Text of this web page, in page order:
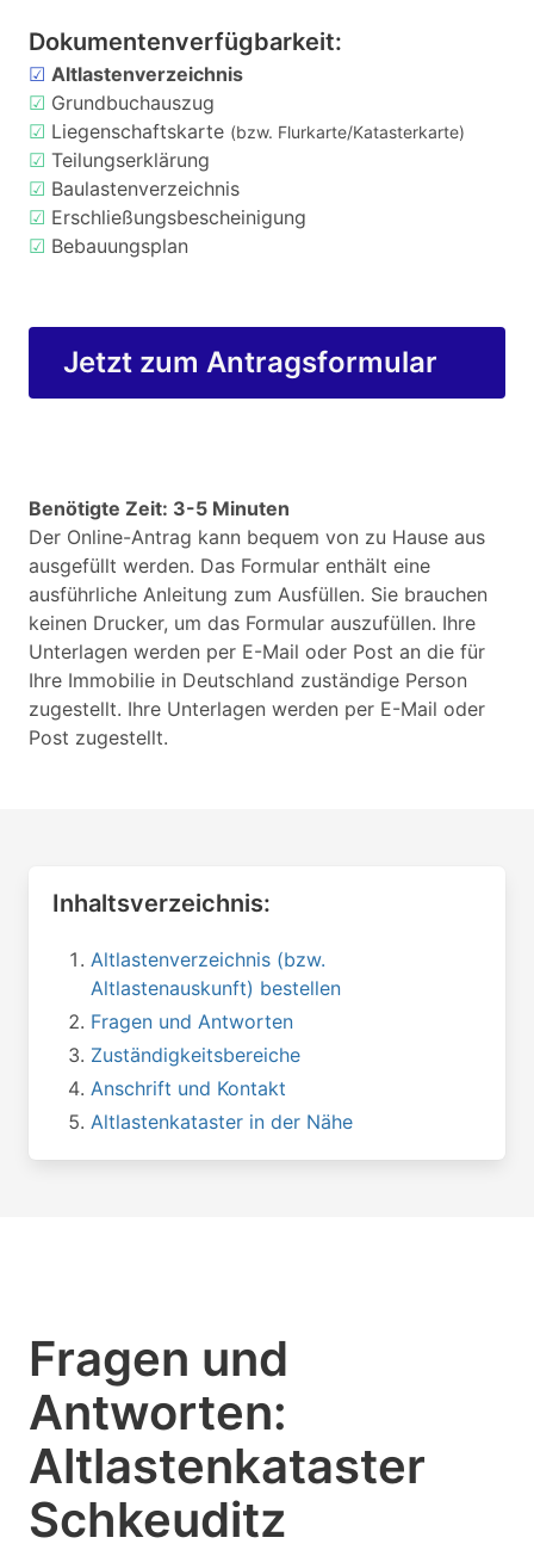
Dokumentenverfügbarkeit:
☑ Altlastenverzeichnis
☑ Grundbuchauszug
☑ Liegenschaftskarte (bzw. Flurkarte/Katasterkarte)
☑ Teilungserklärung
☑ Baulastenverzeichnis
☑ Erschließungsbescheinigung
☑ Bebauungsplan
Jetzt zum Antragsformular
Benötigte Zeit: 3-5 Minuten
Der Online-Antrag kann bequem von zu Hause aus
ausgefüllt werden. Das Formular enthält eine
ausführliche Anleitung zum Ausfüllen. Sie brauchen
keinen Drucker, um das Formular auszufüllen. Ihre
Unterlagen werden per E-Mail oder Post an die für
Ihre Immobilie in Deutschland zuständige Person
zugestellt. Ihre Unterlagen werden per E-Mail oder
Post zugestellt.
Inhaltsverzeichnis:
Altlastenverzeichnis (bzw.
Altlastenauskunft) bestellen
Fragen und Antworten
Zuständigkeitsbereiche
Anschrift und Kontakt
Altlastenkataster in der Nähe
Fragen und
Antworten:
Altlastenkataster
Schkeuditz